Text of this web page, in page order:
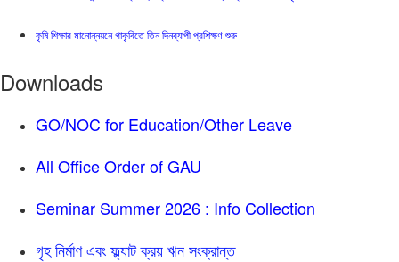
কৃষি শিক্ষার মানোন্নয়নে গাকৃবিতে তিন দিনব্যাপী প্রশিক্ষণ শুরু
Downloads
GO/NOC for Education/Other Leave
All Office Order of GAU
Seminar Summer 2026 : Info Collection
গৃহ নির্মাণ এবং ফ্ল্যাট ক্রয় ঋন সংক্রান্ত